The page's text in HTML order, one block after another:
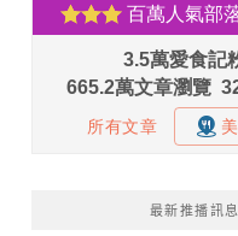
最新推播訊息